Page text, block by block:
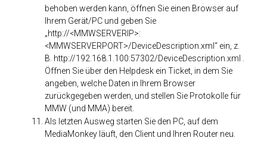
behoben werden kann, öffnen Sie einen Browser auf
Ihrem Gerät/PC und geben Sie
„http://<MMWSERVERIP>:
<MMWSERVERPORT>/DeviceDescription.xml“ ein, z.
B. http://192.168.1.100:57302/DeviceDescription.xml
Öffnen Sie über den Helpdesk ein Ticket, in dem Sie
angeben, welche Daten in Ihrem Browser
zurückgegeben werden, und stellen Sie Protokolle für
MMW (und MMA) bereit.
Als letzten Ausweg starten Sie den PC, auf dem
MediaMonkey läuft, den Client und Ihren Router neu.